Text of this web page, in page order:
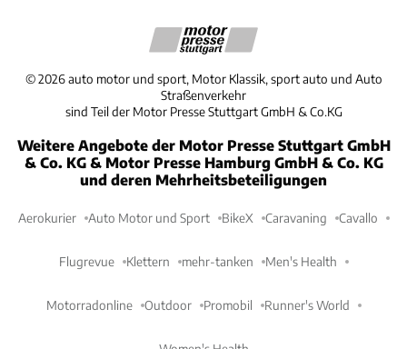
©2026 auto motor und sport, Motor Klassik, sport auto und Auto
Straßenverkehr
sind Teil der Motor Presse Stuttgart GmbH & Co.KG
Weitere Angebote der Motor Presse Stuttgart GmbH
& Co. KG & Motor Presse Hamburg GmbH & Co. KG
und deren Mehrheitsbeteiligungen
Aerokurier Auto Motor und Sport BikeX Caravaning Cavallo
Flugrevue Klettern mehr-tanken Men's Health
Motorradonline Outdoor Promobil Runner's World